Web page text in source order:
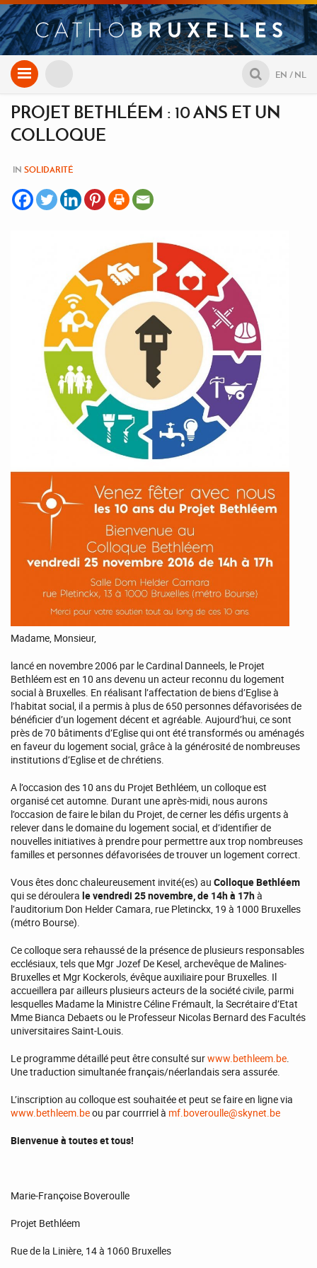
Aller
au
NL
EN
PROJET BETHLÉEM : 10 ANS ET UN
COLLOQUE
IN SOLIDARITÉ
Madame, Monsieur,
lancé en novembre 2006 par le Cardinal Danneels, le Projet
Bethléem est en 10 ans devenu un acteur reconnu du logement
social à Bruxelles. En réalisant l’affectation de biens d’Eglise à
l’habitat social, il a permis à plus de 650 personnes défavorisées de
bénéficier d’un logement décent et agréable. Aujourd’hui, ce sont
près de 70 bâtiments d’Eglise qui ont été transformés ou aménagés
en faveur du logement social, grâce à la générosité de nombreuses
institutions d’Eglise et de chrétiens.
A l’occasion des 10 ans du Projet Bethléem, un colloque est
organisé cet automne. Durant une après-midi, nous aurons
l’occasion de faire le bilan du Projet, de cerner les défis urgents à
relever dans le domaine du logement social, et d’identifier de
nouvelles initiatives à prendre pour permettre aux trop nombreuses
familles et personnes défavorisées de trouver un logement correct.
Vous êtes donc chaleureusement invité(es) au Colloque Bethléem
qui se déroulera le vendredi 25 novembre, de 14h à 17hà
l’auditorium Don Helder Camara, rue Pletinckx, 19 à 1000 Bruxelles
(métro Bourse).
Ce colloque sera rehaussé de la présence de plusieurs responsables
ecclésiaux, tels que Mgr Jozef De Kesel, archevêque de Malines-
Bruxelles et Mgr Kockerols, évêque auxiliaire pour Bruxelles. Il
accueillera par ailleurs plusieurs acteurs de la société civile, parmi
lesquelles Madame la Ministre Céline Frémault, la Secrétaire d’Etat
Mme Bianca Debaets ou le Professeur Nicolas Bernard des Facultés
universitaires Saint-Louis.
Le programme détaillé peut être consulté surwww.bethleem.be.
Une traduction simultanée français/néerlandais sera assurée.
L’inscription au colloque est souhaitée et peut se faire en ligne via
www.bethleem.beou par courrriel à mf.boveroulle@skynet.be
Bienvenue à toutes et tous!
Marie-Françoise Boveroulle
Projet Bethléem
Rue de la Linière, 14 à 1060 Bruxelles